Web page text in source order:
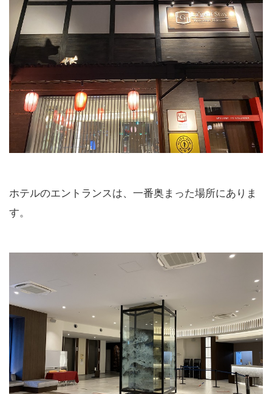
ホテルのエントランスは、一番奥まった場所にありま
す。